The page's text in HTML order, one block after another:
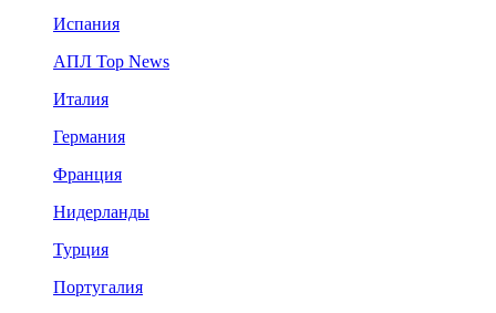
Испания
АПЛ Top News
Италия
Германия
Франция
Нидерланды
Турция
Португалия